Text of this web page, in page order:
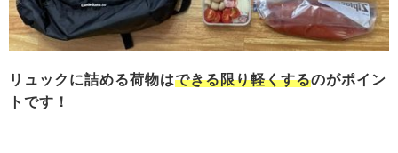
リュックに詰める荷物はできる限り軽くするのがポイン
トです！